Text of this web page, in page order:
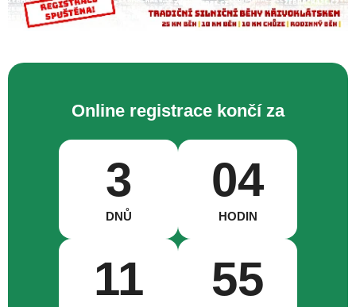
Online registrace končí za
3
DNŮ
04
HODIN
11 54